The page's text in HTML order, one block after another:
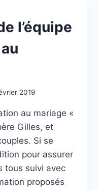
l’équipe
2019
au mariage «
Gilles, et
Si se
pour assurer
tous suivi avec
proposés